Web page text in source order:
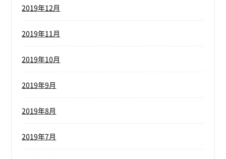
2019年12月
2019年11月
2019年10月
2019年9月
2019年8月
2019年7月